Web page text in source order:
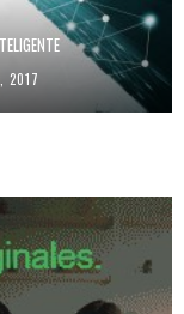
2017